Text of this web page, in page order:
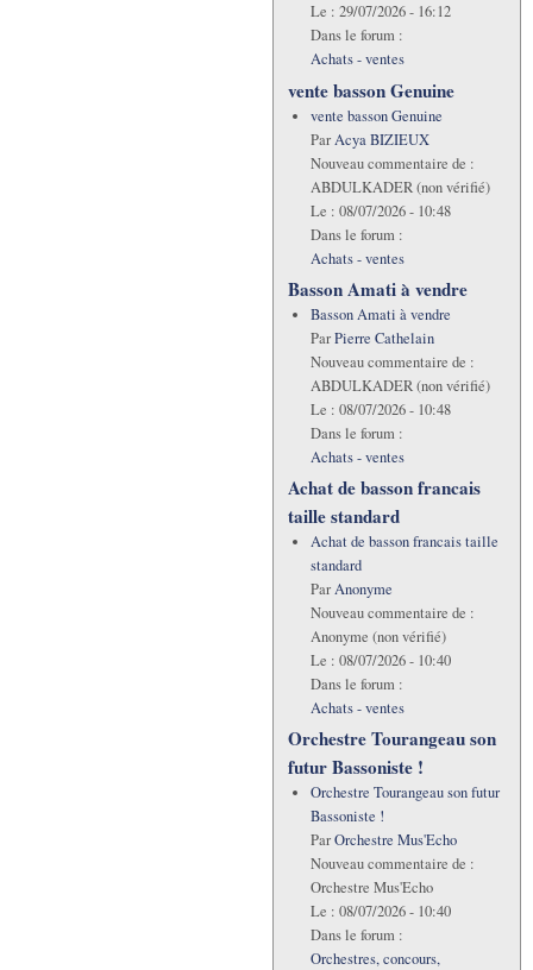
Le : 29/07/2026 - 16:12
Dans le forum :
Achats - ventes
vente basson Genuine
vente basson Genuine
ParAcya BIZIEUX
Nouveau commentaire de :
ABDULKADER (non vérifié)
Le : 08/07/2026 - 10:48
Dans le forum :
Achats - ventes
Basson Amati à vendre
Basson Amati à vendre
ParPierre Cathelain
Nouveau commentaire de :
ABDULKADER (non vérifié)
Le : 08/07/2026 - 10:48
Dans le forum :
Achats - ventes
Achat de basson francais
taille standard
Achat de basson francais taille
standard
ParAnonyme
Nouveau commentaire de :
Anonyme (non vérifié)
Le : 08/07/2026 - 10:40
Dans le forum :
Achats - ventes
Orchestre Tourangeau son
futur Bassoniste !
Orchestre Tourangeau son futur
Bassoniste !
ParOrchestre Mus'Echo
Nouveau commentaire de :
Orchestre Mus'Echo
Le : 08/07/2026 - 10:40
Dans le forum :
Orchestres, concours,